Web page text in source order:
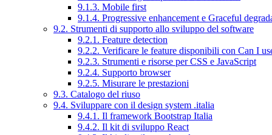
9.1.3. Mobile first
9.1.4. Progressive enhancement e Graceful
9.2. Strumenti di supporto allo sviluppo del software
9.2.1. Feature detection
9.2.2. Verificare le feature disponibili con Can I
9.2.3. Strumenti e risorse per CSS e JavaScript
9.2.4. Supporto browser
9.2.5. Misurare le prestazioni
9.3. Catalogo del riuso
9.4. Sviluppare con il design system .italia
9.4.1. Il framework Bootstrap Italia
9.4.2. Il kit di sviluppo React